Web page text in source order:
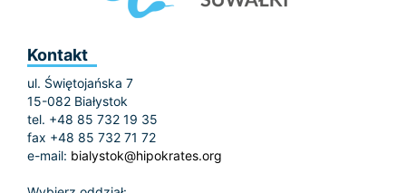
Kontakt
ul. Świętojańska 7
15-082 Białystok
tel. +48 85 732 19 35
fax +48 85 732 71 72
e-mail: bialystok@hipokrates.org